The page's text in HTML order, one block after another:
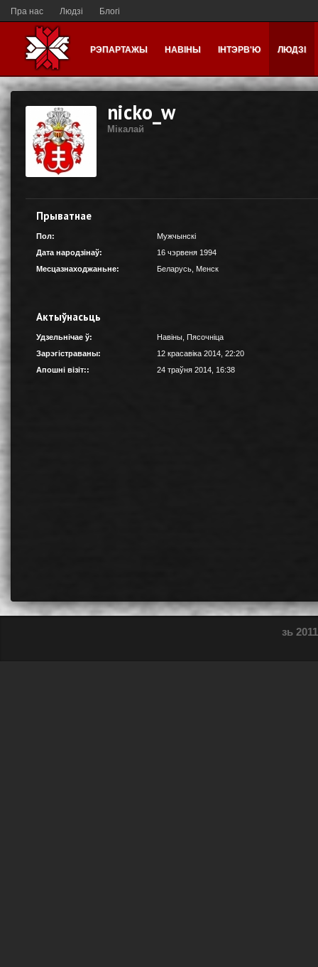
Пра нас Людзі Блогі
РЭПАРТАЖЫ НАВІНЫ ІНТЭРВ'Ю ЛЮДЗІ
nicko_w
Мікалай
Прыватнае
Пол:
Мужчынскі
Дата народзінаў:
16 чэрвеня 1994
Месцазнаходжаньне:
Беларусь Менск
Актыўнасьць
Удзельнічае ў: Навіны Пясочніца
Зарэгістраваны:
12 красавіка 2014, 22:20
Апошні візіт::
24 траўня 2014, 16:38
зь 2011